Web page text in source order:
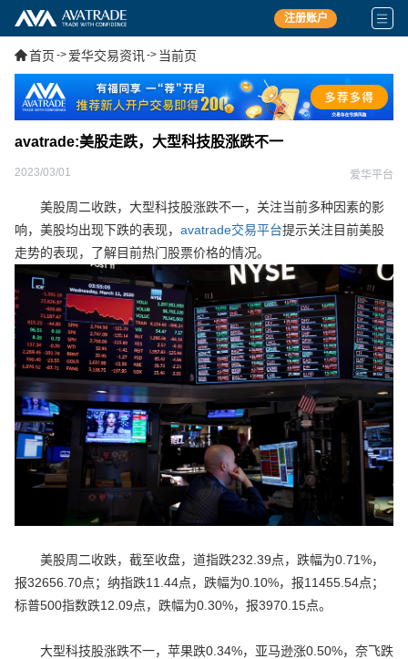
注册账户
首页 -> 爱华交易资讯 -> 当前页
avatrade:美股走跌，大型科技股涨跌不一
2023/03/01 爱华平台
美股周二收跌，大型科技股涨跌不一，关注当前多种因素的影
响，美股均出现下跌的表现， avatrade交易平台提示关注目前美股
走势的表现，了解目前热门股票价格的情况。
美股周二收跌，截至收盘，道指跌232.39点，跌幅为0.71%，
报32656.70点；纳指跌11.44点，跌幅为0.10%，报11455.54点；
标普500指数跌12.09点，跌幅为0.30%，报3970.15点。
大型科技股涨跌不一，苹果跌0.34%，亚马逊涨0.50%，奈飞跌